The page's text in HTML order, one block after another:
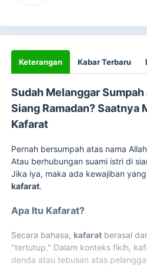
Keterangan Kabar Terbaru
Sudah Melanggar
Siang Ramadan? Saatnya
Kafarat
Pernah bersumpah atas nama
Atau berhubungan suami istri di
Jika iya, maka ada kewajiban
kafarat.
Apa Itu Kafarat?
Secara bahasa, kafarat berasal
"tertutup." Dalam konteks fikih,
denda atau tebusan atas